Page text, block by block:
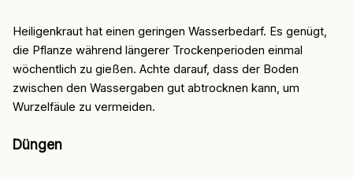
Heiligenkraut hat einen geringen Wasserbedarf. Es genügt,
die Pflanze während längerer Trockenperioden einmal
wöchentlich zu gießen. Achte darauf, dass der Boden
zwischen den Wassergaben gut abtrocknen kann, um
Wurzelfäule zu vermeiden.
Düngen